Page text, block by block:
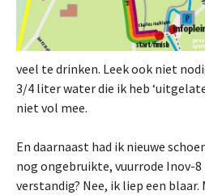
veel te drinken. Leek ook niet
3/4 liter water die ik heb
niet vol mee.
En daarnaast had ik nieuwe
nog ongebruikte, vuurrode Inov-8
verstandig? Nee, ik liep een blaar.